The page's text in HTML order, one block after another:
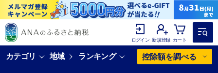
ログイン 新規登録 カート
カテゴリ 地域 ランキング 控除額を調べる